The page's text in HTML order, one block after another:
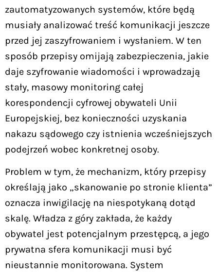
zautomatyzowanych systemów, które będą
musiały analizować treść komunikacji jeszcze
przed jej zaszyfrowaniem i wysłaniem. W ten
sposób przepisy omijają zabezpieczenia, jakie
daje szyfrowanie wiadomości i wprowadzają
stały, masowy monitoring całej
korespondencji cyfrowej obywateli Unii
Europejskiej, bez konieczności uzyskania
nakazu sądowego czy istnienia wcześniejszych
podejrzeń wobec konkretnej osoby.
Problem w tym, że mechanizm, który przepisy
określają jako „skanowanie po stronie klienta”
oznacza inwigilację na niespotykaną dotąd
skalę. Władza z góry zakłada, że każdy
obywatel jest potencjalnym przestępcą, a jego
prywatna sfera komunikacji musi być
nieustannie monitorowana. System